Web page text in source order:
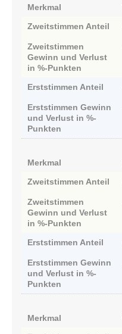
Merkmal
Zweitstimmen Anteil
Zweitstimmen
Gewinn und Verlust
in %-Punkten
Erststimmen Anteil
Erststimmen Gewinn
und Verlust in %-
Punkten
Merkmal
Zweitstimmen Anteil
Zweitstimmen
Gewinn und Verlust
in %-Punkten
Erststimmen Anteil
Erststimmen Gewinn
und Verlust in %-
Punkten
Merkmal